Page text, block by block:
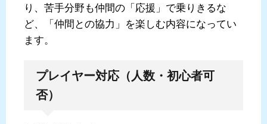
り、苦手分野も仲間の「応援」で乗りきるな
ど、「仲間との協力」を楽しむ内容になってい
ます。
プレイヤー対応（人数・初心者可
否）